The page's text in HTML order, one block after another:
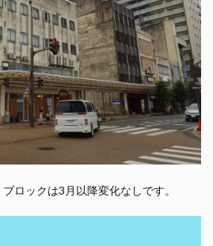
ロックは3月以降変化なしです。